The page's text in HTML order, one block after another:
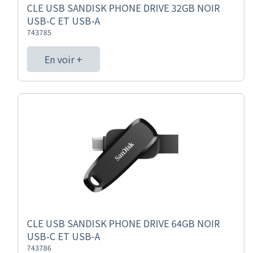
CLE USB SANDISK PHONE DRIVE 32GB NOIR
USB-C ET USB-A
743785
En voir +
CLE USB SANDISK PHONE DRIVE 64GB NOIR
USB-C ET USB-A
743786